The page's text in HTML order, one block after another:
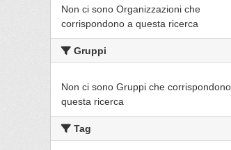
Non ci sono Organizzazioni che
corrispondono a questa ricerca
Gruppi
Non ci sono Gruppi che
questa ricerca
Tag